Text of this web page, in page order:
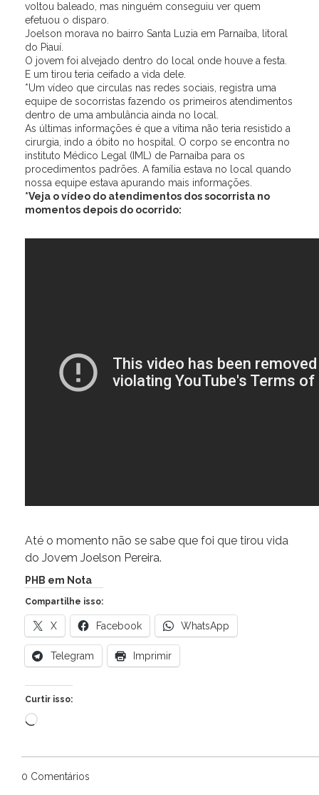
voltou baleado, mas ninguém conseguiu ver quem
efetuou o disparo.
Joelson morava no bairro Santa Luzia em Parnaíba, litoral
do Piauí.
O jovem foi alvejado dentro do local onde houve a festa.
E um tirou teria ceifado a vida dele.
*Um vídeo que circulas nas redes sociais, registra uma
equipe de socorristas fazendo os primeiros atendimentos
dentro de uma ambulância ainda no local.
As últimas informações é que a vítima não teria resistido a
cirurgia, indo a óbito no hospital. O corpo se encontra no
instituto Médico Legal (IML) de Parnaíba para os
procedimentos padrões. A família estava no local quando
nossa equipe estava apurando mais informações.
*Veja o vídeo do atendimentos dos socorrista no
momentos depois do ocorrido:
Até o momento não se sabe que foi que tirou vida
do Jovem Joelson Pereira.
PHB em Nota
Compartilhe isso:
X Facebook WhatsApp
Telegram Imprimir
Curtir isso:
Carregando...
0 Comentários